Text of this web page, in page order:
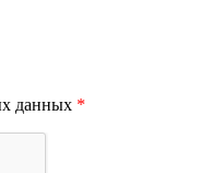
данных *